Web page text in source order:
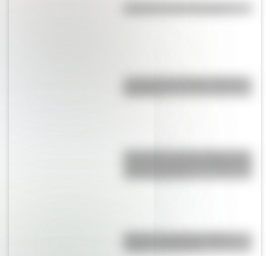
Efemérides del 6 de agosto: tres
Bandera de Bolivia: historia,